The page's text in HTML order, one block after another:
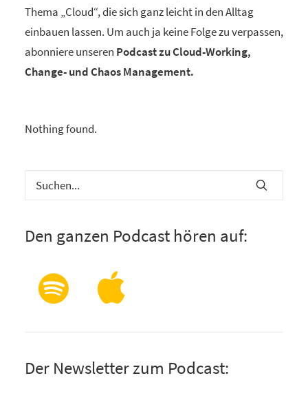
Thema „Cloud“, die sich ganz leicht in den Alltag
einbauen lassen. Um auch ja keine Folge zu verpassen,
abonniere unseren Podcast zu Cloud-Working,
Change- und Chaos Management.
Nothing found.
Den ganzen Podcast hören auf:
Der Newsletter zum Podcast: